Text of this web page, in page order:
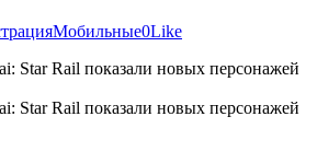
Мобильные0Like